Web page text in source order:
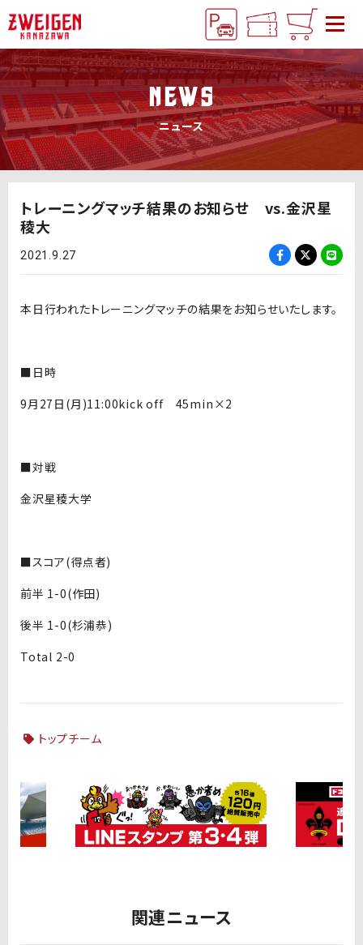
NEWS
ニュース
トレーニングマッチ結果のお知らせ vs.金沢星
稜大
2021.9.27
本日行われたトレーニングマッチの結果をお知らせいたします。
■日時
9月27日(月)11:00kick off 45min×2
■対戦
金沢星稜大学
■スコア(得点者)
前半 1-0(作田)
後半 1-0(杉浦恭)
Total 2-0
トップチーム
関連ニュース